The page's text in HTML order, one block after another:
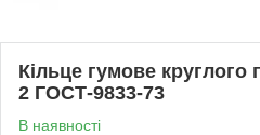
Кільце гумове круглого
2 ГОСТ-9833-73
В наявності